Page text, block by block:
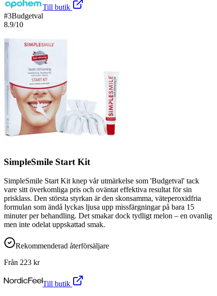
Till butik
#3Budgetval
8.9/10
SimpleSmile Start Kit
SimpleSmile Start Kit knep vår utmärkelse som 'Budgetval' tack
vare sitt överkomliga pris och oväntat effektiva resultat för sin
prisklass. Den största styrkan är den skonsamma, väteperoxidfria
formulan som ändå lyckas ljusa upp missfärgningar på bara 15
minuter per behandling. Det smakar dock tydligt melon – en ovanlig
men inte odelat uppskattad smak.
Rekommenderad återförsäljare
Från 223 kr
Till butik